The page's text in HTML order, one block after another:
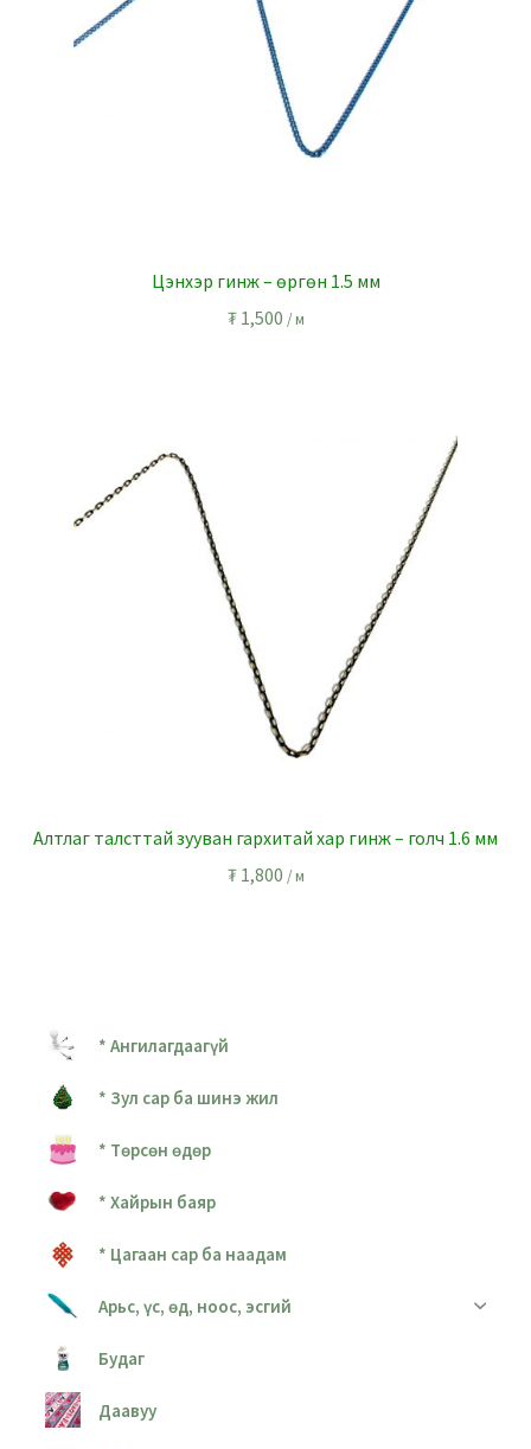
Цэнхэр гинж – өргөн 1.5 мм
₮1,500 / м
Алтлаг талсттай зууван гархитай хар гинж – голч 1.6 мм
₮1,800 / м
* Ангилагдаагүй
* Зул сар ба шинэ жил
* Төрсөн өдөр
* Хайрын баяр
* Цагаан сар ба наадам
Арьс, үс, өд, ноос, эсгий
Будаг
Даавуу